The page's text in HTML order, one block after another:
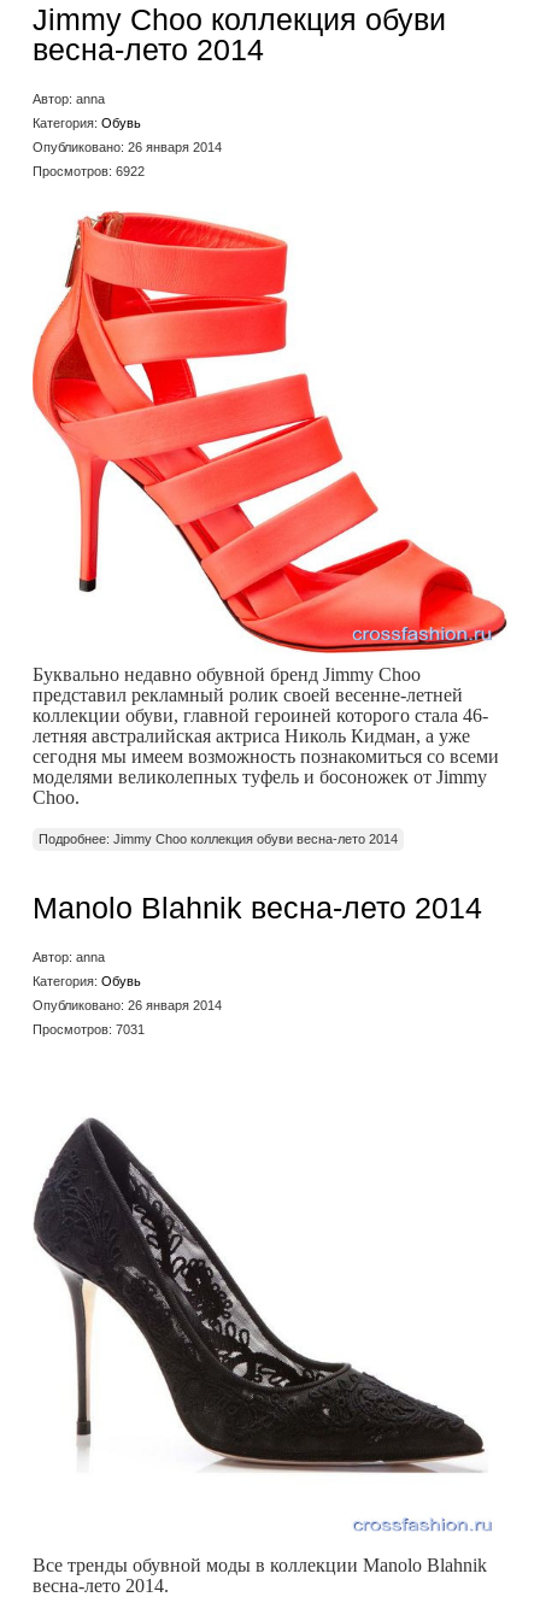
Jimmy Choo коллекция обуви
весна-лето 2014
Автор: anna
Категория: Обувь
Опубликовано: 26 января 2014
Просмотров: 6922
Буквально недавно обувной бренд Jimmy Choo
представил рекламный ролик своей весенне-летней
коллекции обуви, главной героиней которого стала 46-
летняя австралийская актриса Николь Кидман, а уже
сегодня мы имеем возможность познакомиться со всеми
моделями великолепных туфель и босоножек от Jimmy
Choo.
Подробнее: Jimmy Choo коллекция обуви весна-лето 2014
Manolo Blahnik весна-лето 2014
Автор: anna
Категория: Обувь
Опубликовано: 26 января 2014
Просмотров: 7031
Все тренды обувной моды в коллекции Manolo Blahnik
весна-лето 2014.